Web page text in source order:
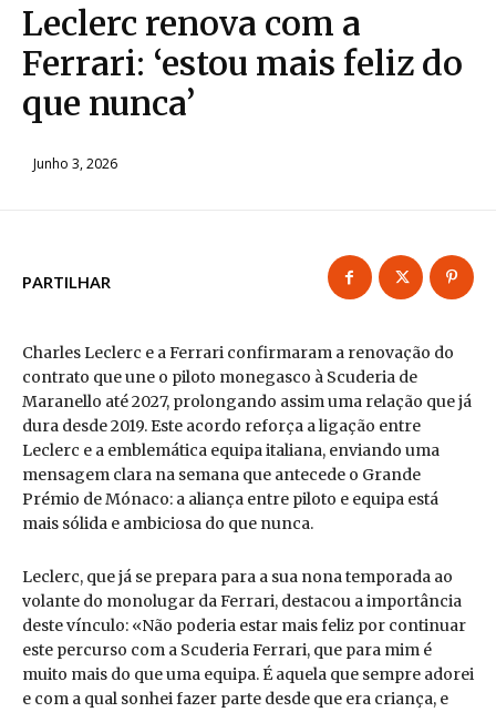
Leclerc renova com a
Ferrari: ‘estou mais feliz do
que nunca’
Junho 3, 2026
PARTILHAR
Charles Leclerc e a Ferrari confirmaram a renovação do
contrato que une o piloto monegasco à Scuderia de
Maranello até 2027, prolongando assim uma relação que já
dura desde 2019. Este acordo reforça a ligação entre
Leclerc e a emblemática equipa italiana, enviando uma
mensagem clara na semana que antecede o Grande
Prémio de Mónaco: a aliança entre piloto e equipa está
mais sólida e ambiciosa do que nunca.
Leclerc, que já se prepara para a sua nona temporada ao
volante do monolugar da Ferrari, destacou a importância
deste vínculo: «Não poderia estar mais feliz por continuar
este percurso com a Scuderia Ferrari, que para mim é
muito mais do que uma equipa. É aquela que sempre adorei
e com a qual sonhei fazer parte desde que era criança, e